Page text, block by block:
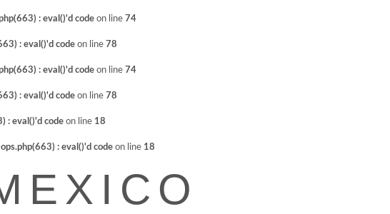
: eval()'d code on line 74
: eval()'d code on line 78
: eval()'d code on line 74
: eval()'d code on line 78
: eval()'d code on line 18
: eval()'d code on line 18